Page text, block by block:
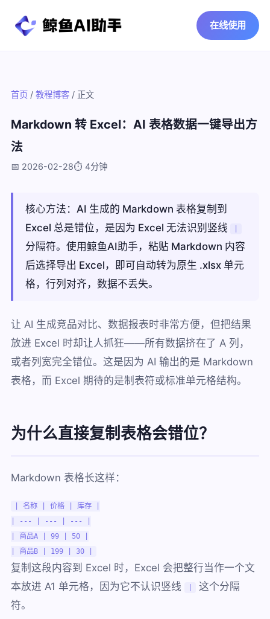
在线使用
首页/ 教程博客/ 正文
Markdown 转 Excel：AI 表格数据一键导出方
法
📅 2026-02-28⏱️ 4分钟
核心方法：AI 生成的 Markdown 表格复制到
Excel 总是错位，是因为 Excel 无法识别竖线
分隔符。使用鲸鱼AI助手，粘贴 Markdown 内容
后选择导出 Excel，即可自动转为原生 .xlsx 单元
格，行列对齐，数据不丢失。
让 AI 生成竞品对比、数据报表时非常方便，但把结果
放进 Excel 时却让人抓狂——所有数据挤在了 A 列，
或者列宽完全错位。这是因为 AI 输出的是 Markdown
表格，而 Excel 期待的是制表符或标准单元格结构。
为什么直接复制表格会错位？
Markdown 表格长这样：
| 名称 | 价格 | 库存 |
| --- | --- | --- |
| 商品A | 99 | 50 |
| 商品B | 199 | 30 |
复制这段内容到 Excel 时，Excel 会把整行当作一个文
本放进 A1 单元格，因为它不认识竖线
这个分隔
符。